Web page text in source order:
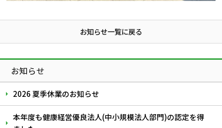
お知らせ一覧に戻る
お知らせ
2026 夏季休業のお知らせ
本年度も健康経営優良法人(中小規模法人部門)の認定を得